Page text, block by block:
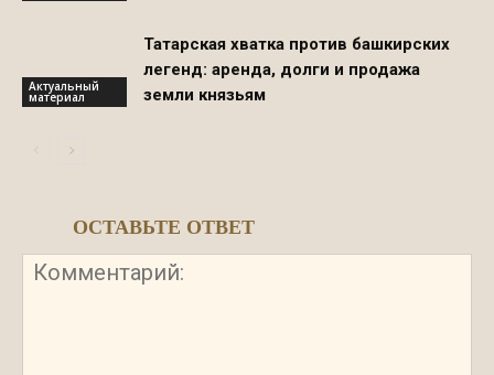
Актуальный
материал
Татарская хватка против башкирских
легенд: аренда, долги и продажа
земли князьям
ОСТАВЬТЕ ОТВЕТ